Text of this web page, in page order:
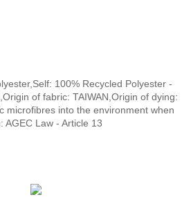
100% Recycled Polyester -
of fabric: TAIWAN,Origin of dying:
microfibres into the environment when
AGEC Law - Article 13